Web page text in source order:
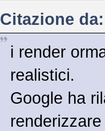
Citazione
i render
realistici.
Google ha